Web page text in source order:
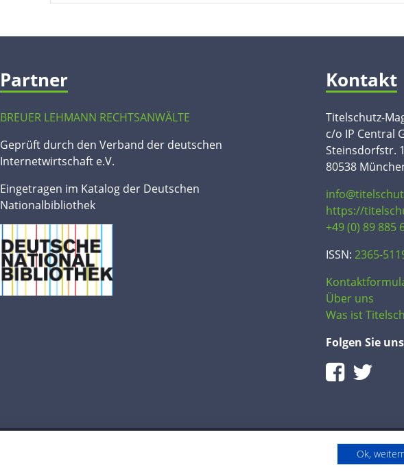
Partner
BREUER LEHMANN RECHTSANWÄLTE
Geprüft durch den Verband der deutschen
Internetwirtschaft e.V.
Eingetragen im Katalog der Deutschen
Nationalbibliothek
Kontakt
Titelschutz-
c/o IP Central
Steinsdorfstr.
80538
https://
+49 (0) 89 885
ISSN: 2365-
Über uns
Was ist
Folgen Sie uns
Ok,